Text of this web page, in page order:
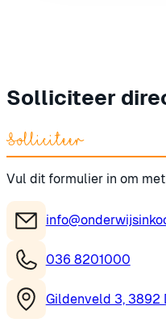
Solliciteer
Solliciteer
Vul dit formulier in om
036 8201000
Gildenveld 3, 3892